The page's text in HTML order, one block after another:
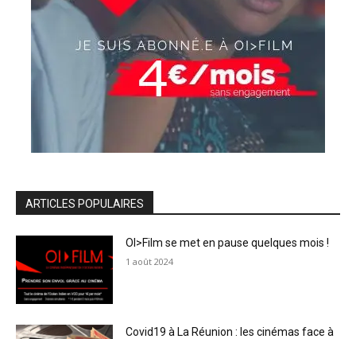
ARTICLES POPULAIRES
OI>Film se met en pause quelques mois !
1 août 2024
Covid19 à La Réunion : les cinémas face à